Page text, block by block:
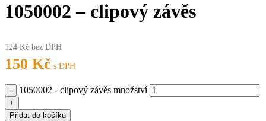
1050002 – clipový závěs
124 Kč bez DPH
150 Kč s DPH
1050002 - clipový závěs množství
Přidat do košíku